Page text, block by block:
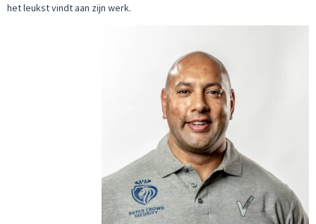
het leukst vindt aan zijn werk.